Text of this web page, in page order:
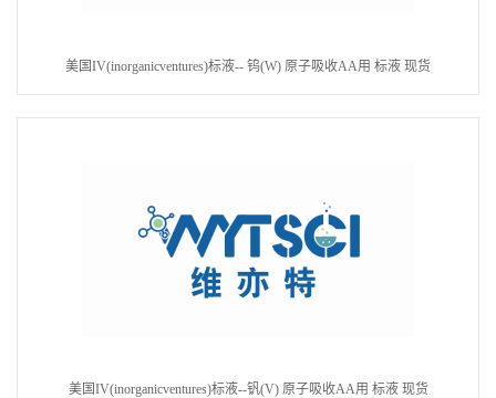
美国IV(inorganicventures)标液-- 钨(W) 原子吸收AA用 标液 现货
美国IV(inorganicventures)标液--钒(V) 原子吸收AA用 标液 现货